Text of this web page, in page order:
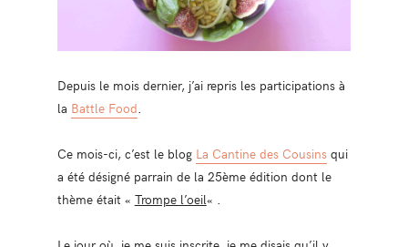
Depuis le mois dernier, j’ai repris les participations à
la Battle Food
Ce mois-ci, c’est le blog La Cantine des Cousinsqui
a été désigné parrain de la 25ème édition dont le
thème était « Trompe l’oeil« .